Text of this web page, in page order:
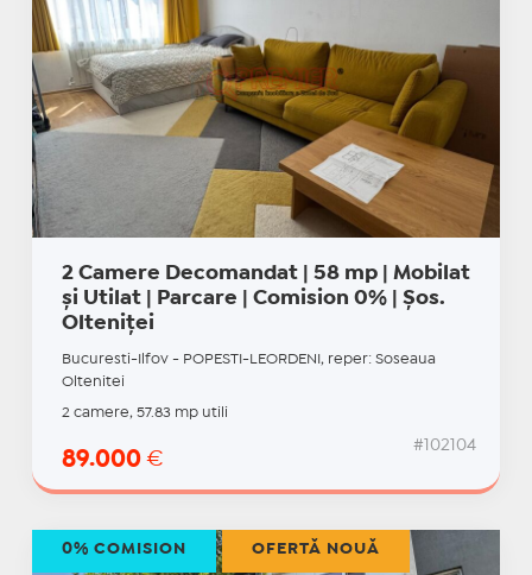
2 Camere Decomandat | 58 mp | Mobilat
și Utilat | Parcare | Comision 0% | Șos.
Olteniței
Bucuresti-Ilfov - POPESTI-LEORDENI, reper: Soseaua
Oltenitei
2 camere, 57.83 mp utili
89.000 €
#102104
0% COMISION OFERTĂ NOUĂ